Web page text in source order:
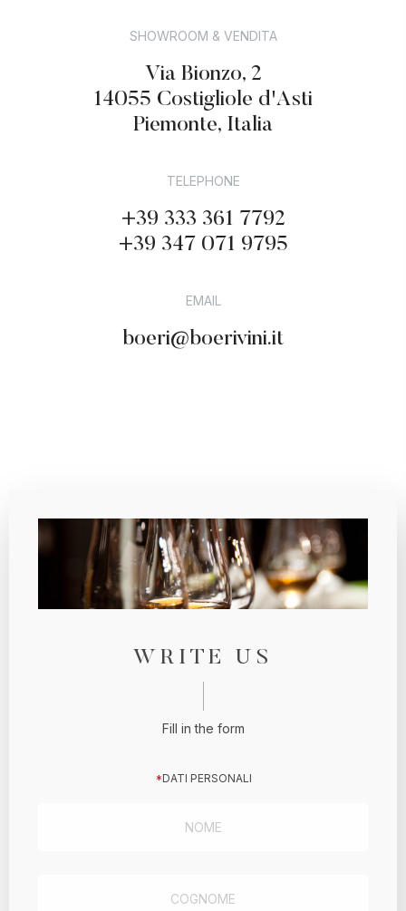
CONTACT
Digital Design by Cosmo
SHOWROOM & VENDITA
Via Bionzo, 2
14055 Costigliole d'Asti
Piemonte, Italia
TELEPHONE
+39 333 361 7792
+39 347 071 9795
EMAIL
boeri@boerivini.it
WRITE US
Fill in the form
*DATI PERSONALI